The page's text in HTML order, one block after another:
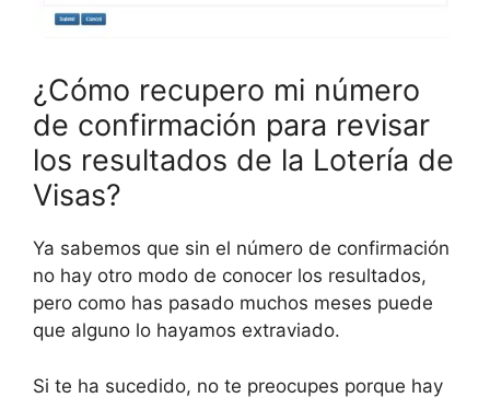
¿Cómo recupero mi número
de confirmación para revisar
los resultados de la Lotería de
Visas?
Ya sabemos que sin el número de confirmación
no hay otro modo de conocer los resultados,
pero como has pasado muchos meses puede
que alguno lo hayamos extraviado.
Si te ha sucedido, no te preocupes porque hay